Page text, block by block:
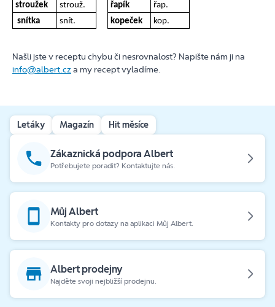
stroužek
strouž. řapík
řap.
snítka
snít. kopeček kop.
Našli jste v receptu chybu či nesrovnalost? Napište nám ji na
info@albert.cza my recept vyladíme.
Letáky Magazín Hit měsíce
Zákaznická podpora Albert
Potřebujete poradit? Kontaktujte nás.
Můj Albert
Kontakty pro dotazy na aplikaci Můj Albert.
Albert prodejny
Najděte svoji nejbližší prodejnu.